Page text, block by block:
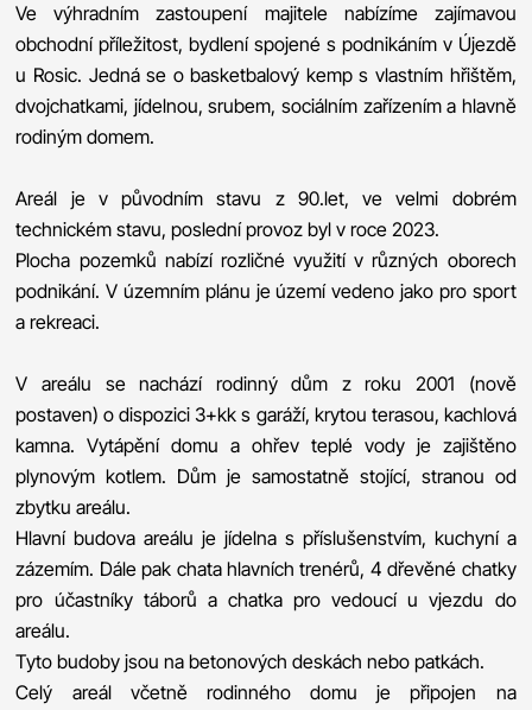
Ve výhradním zastoupení majitele nabízíme zajímavou
obchodní příležitost, bydlení spojené s podnikáním v Újezdě
u Rosic. Jedná se o basketbalový kemp s vlastním hřištěm,
dvojchatkami, jídelnou, srubem, sociálním zařízením a hlavně
rodiným domem.
Areál je v původním stavu z 90.let, ve velmi dobrém
technickém stavu, poslední provoz byl v roce 2023.
Plocha pozemků nabízí rozličné využití v různých oborech
podnikání. V územním plánu je území vedeno jako pro sport
a rekreaci.
V areálu se nachází rodinný dům z roku 2001 (nově
postaven) o dispozici 3+kk s garáží, krytou terasou, kachlová
kamna. Vytápění domu a ohřev teplé vody je zajištěno
plynovým kotlem. Dům je samostatně stojící, stranou od
zbytku areálu.
Hlavní budova areálu je jídelna s příslušenstvím, kuchyní a
zázemím. Dále pak chata hlavních trenérů, 4 dřevěné chatky
pro účastníky táborů a chatka pro vedoucí u vjezdu do
areálu.
Tyto budoby jsou na betonových deskách nebo patkách.
Celý areál včetně rodinného domu je připojen na